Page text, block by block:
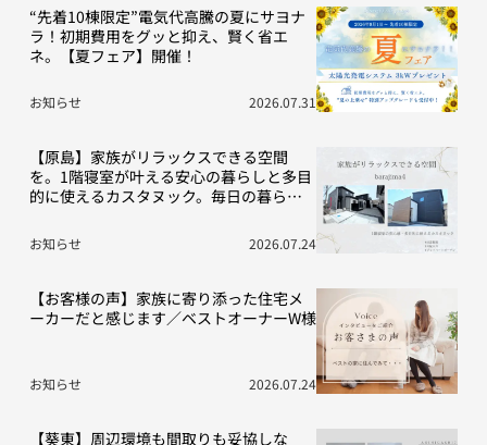
“先着10棟限定”電気代高騰の夏にサヨナ
ラ！初期費用をグッと抑え、賢く省エ
ネ。【夏フェア】開催！
お知らせ 2026.07.31
【原島】家族がリラックスできる空間
を。1階寝室が叶える安心の暮らしと多目
的に使えるカスタヌック。毎日の暮らし
お知らせ 2026.07.24
【お客様の声】家族に寄り添った住宅メ
ーカーだと感じます／ベストオーナーW様
お知らせ 2026.07.24
【葵東】周辺環境も間取りも妥協しな